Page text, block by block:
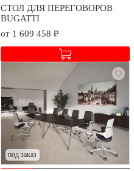
СТОЛ ДЛЯ ПЕРЕГОВОРОВ
BUGATTI
от 1 609 458 ₽
под заказ